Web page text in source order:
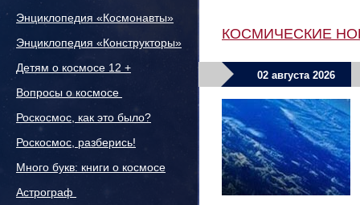
Энциклопедия «Космонавты»
Энциклопедия «Конструкторы»
Детям о космосе 12 +
Вопросы о космосе
Роскосмос, как это было?
Роскосмос, разберись!
Много букв: книги о космосе
Астрограф
КОСМИЧЕСКИЕ
02 августа 2026